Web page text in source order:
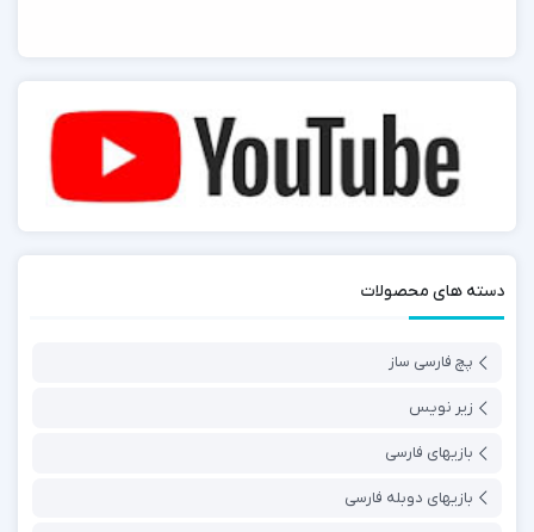
دسته های محصولات
پچ فارسی ساز
زیر نویس
بازیهای فارسی
بازیهای دوبله فارسی